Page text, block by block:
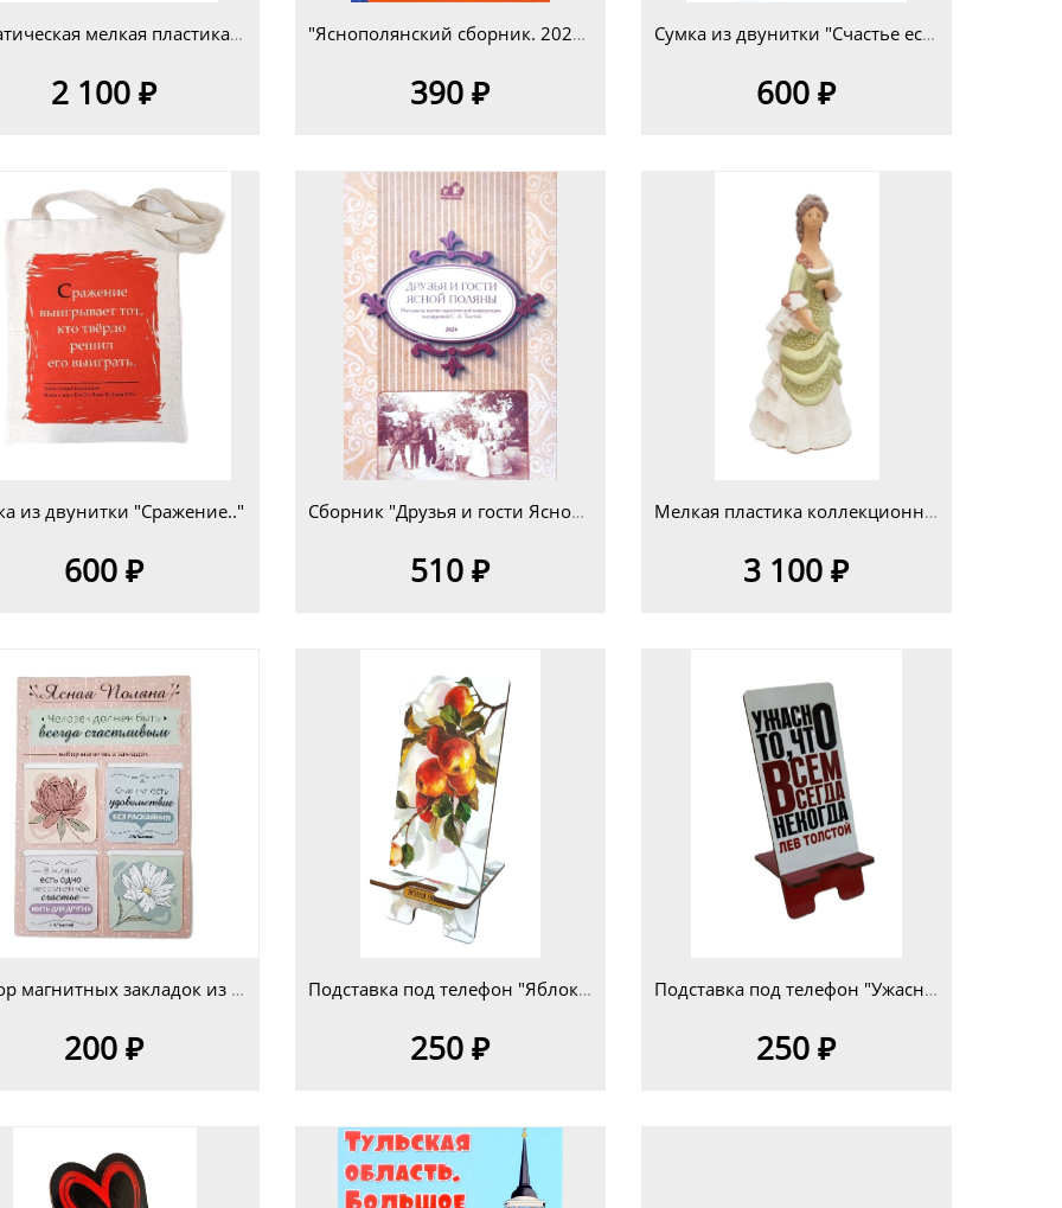
Тематическая мелкая пластика КМП 9-3 изд.4
2 100 ₽
"Яснополянский сборник. 2025 г."
390 ₽
Сумка из двунитки "Счастье есть.."
600 ₽
из двунитки "Сражение.."
600 ₽
Сборник "Друзья и гости Ясной Поляны" вып.2025г.
510 ₽
Мелкая пластика коллекционная однофигурная изд.8
3 100 ₽
Набор магнитных закладок из 4- х шт. "Цветы"
200 ₽
Подставка под телефон "Яблоки ветка"
250 ₽
Подставка под телефон "Ужасно то, что.."
250 ₽